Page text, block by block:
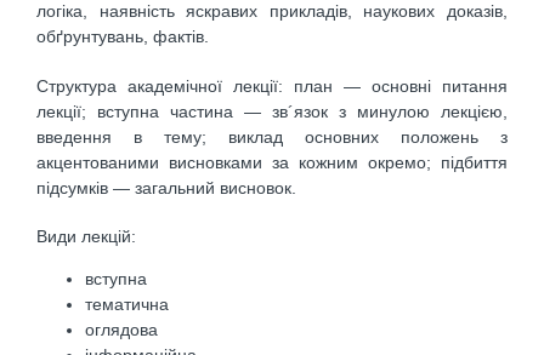
логіка, наявність яскравих прикладів, наукових доказів,
обґрунтувань, фактів.
Структура академічної лекції: план — основні питання
лекції; вступна частина — зв´язок з минулою лекцією,
введення в тему; виклад основних положень з
акцентованими висновками за кожним окремо; підбиття
підсумків — загальний висновок.
Види лекцій:
вступна
тематична
оглядова